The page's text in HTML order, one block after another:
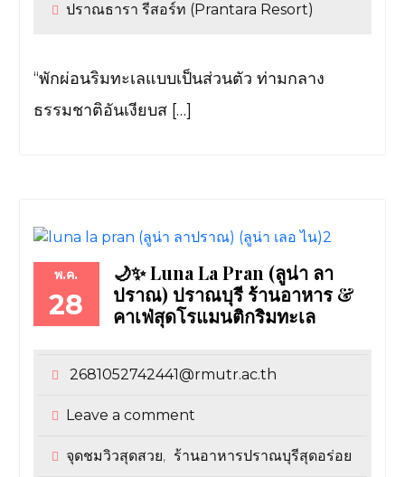
ปราณธารา รีสอร์ท (Prantara Resort)
“พักผ่อนริมทะเลแบบเป็นส่วนตัว ท่ามกลาง
ธรรมชาติอันเงียบส […]
พ.ค.
28
🌙✨ Luna La Pran (ลูน่า ลา
ปราณ) ปราณบุรี ร้านอาหาร &
คาเฟ่สุดโรแมนติกริมทะเล
2681052742441@rmutr.ac.th
Leave a comment
จุดชมวิวสุดสวย, ร้านอาหารปราณบุรีสุดอร่อย